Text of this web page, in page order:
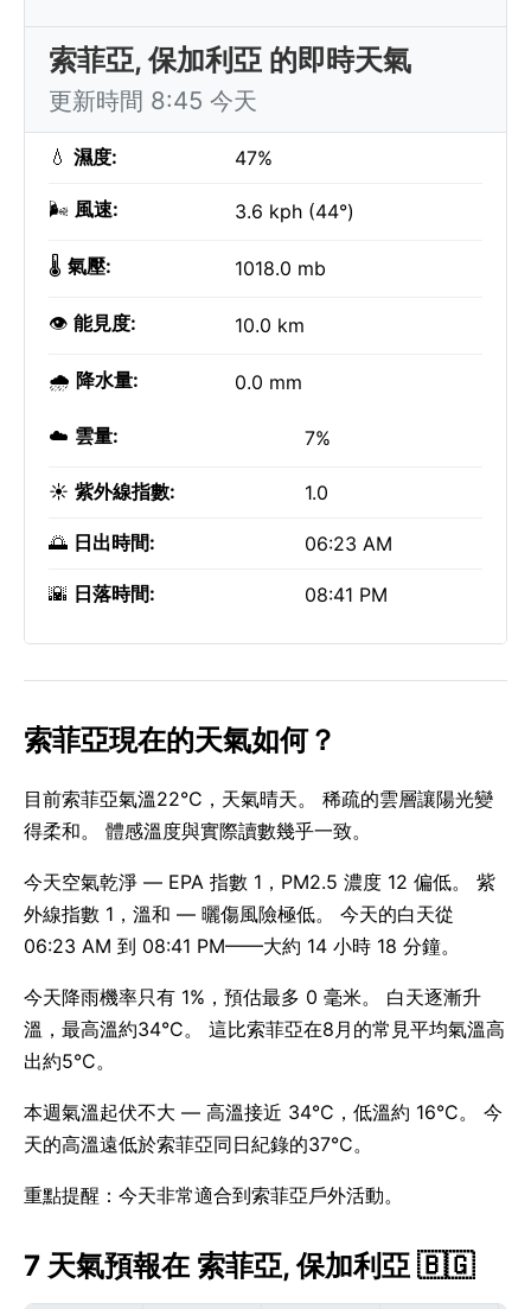
索菲亞, 保加利亞 的即時天氣
更新時間 8:45 今天
💧 濕度: 47%
🌬️ 風速: 3.6 kph (44°)
🌡️ 氣壓: 1018.0 mb
👁️ 能見度: 10.0 km
🌧️ 降水量: 0.0 mm
☁️ 雲量: 7%
☀️ 紫外線指數: 1.0
🌅 日出時間: 06:23 AM
🌇 日落時間: 08:41 PM
索菲亞現在的天氣如何？
目前索菲亞氣溫22°C，天氣晴天。 稀疏的雲層讓陽光變
得柔和。 體感溫度與實際讀數幾乎一致。
今天空氣乾淨 — EPA 指數 1，PM2.5 濃度 12 偏低。 紫
外線指數 1，溫和 — 曬傷風險極低。 今天的白天從
06:23 AM 到 08:41 PM——大約 14 小時 18 分鐘。
今天降雨機率只有 1%，預估最多 0 毫米。 白天逐漸升
溫，最高溫約34°C。 這比索菲亞在8月的常見平均氣溫高
出約5°C。
本週氣溫起伏不大 — 高溫接近 34°C，低溫約 16°C。 今
天的高溫遠低於索菲亞同日紀錄的37°C。
重點提醒：今天非常適合到索菲亞戶外活動。
7 天氣預報在 索菲亞, 保加利亞 🇧🇬